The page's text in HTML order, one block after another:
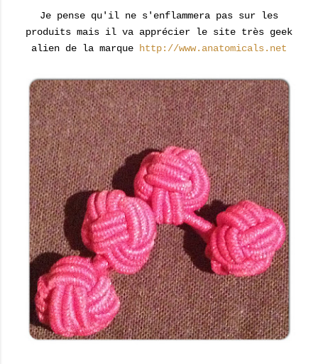
Je pense qu'il ne s'enflammera pas sur les
produits mais il va apprécier le site très geek
alien de la marque
http://www.anatomicals.net